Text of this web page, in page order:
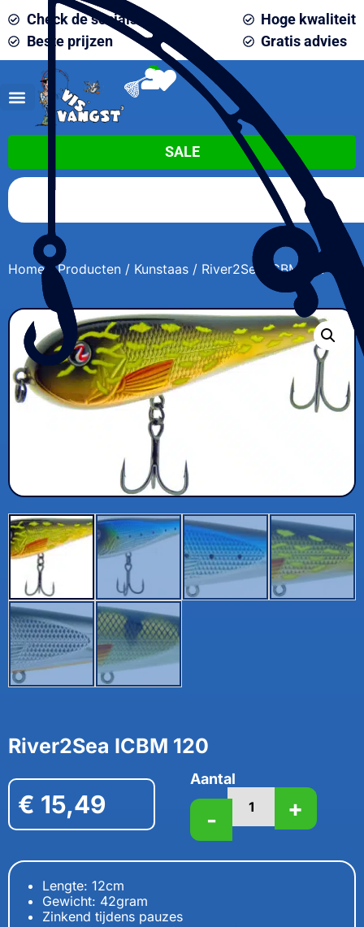
Check de socials
Beste prijzen
Hoge kwaliteit
Gratis advies
0
SALE
Home/Producten / Kunstaas / River2Sea ICBM 120
River2Sea ICBM 120
€ 15,49
Aantal
- +
Lengte: 12cm
Gewicht: 42gram
Zinkend tijdens pauzes